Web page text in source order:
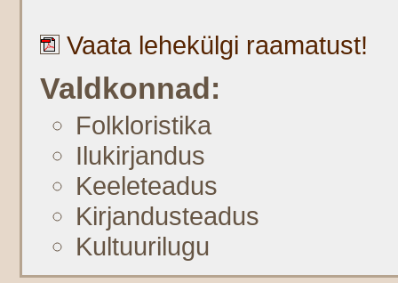
Vaata lehekülgi raamatust!
Valdkonnad:
Folkloristika
Ilukirjandus
Keeleteadus
Kirjandusteadus
Kultuurilugu